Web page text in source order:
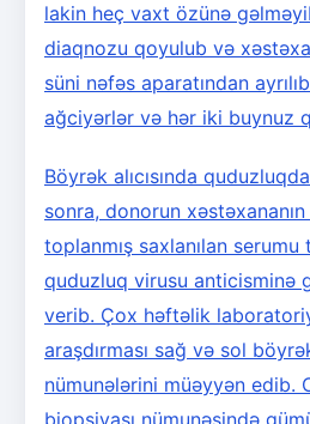
lakin heç vaxt özünə
diaqnozu qoyulub və
süni nəfəs aparatından
ağciyərlər və hər iki buynuz
Böyrək alıcısında
sonra, donorun
toplanmış saxlanılan
quduzluq virusu anticisminə
verib. Çox həftəlik
araşdırması sağ və sol
nümunələrini müəyyən edib.